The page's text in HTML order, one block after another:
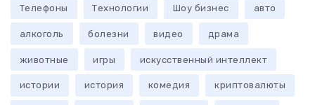
Телефоны Технологии Шоу бизнес авто
алкоголь болезни видео драма
животные игры искусственный интеллект
истории история комедия криптовалюты